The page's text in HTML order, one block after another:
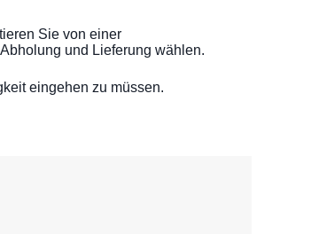
Sie von einer
und Lieferung wählen.
eingehen zu müssen.